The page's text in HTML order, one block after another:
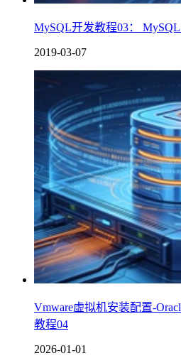
MySQL开发教程03：
2019-03-07
Vmware虚拟机安装配置-
教程04
2026-01-01